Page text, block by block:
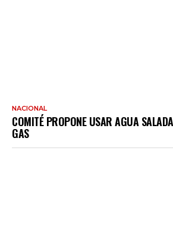
NACIONAL
COMITÉ PROPONE USAR AGUA
GAS